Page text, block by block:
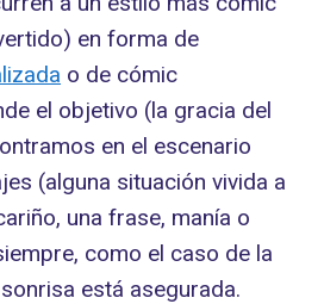
en forma de
o de cómic
el objetivo (la gracia del
en el escenario
(alguna situación vivida a
una frase, manía o
como el caso de la
está asegurada.